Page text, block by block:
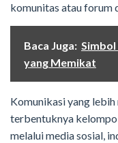
komunitas atau forum
Baca Juga: Simbol
yang Memikat
Komunikasi yang
terbentuknya
melalui media sosial,